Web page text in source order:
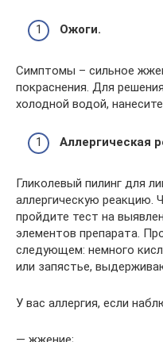
Ожоги.
Симптомы – сильное
покраснения. Для
холодной водой,
Аллергическая
Гликолевый пилинг для
аллергическую реакцию.
пройдите тест на
элементов препарата.
следующем: немного
или запястье,
У вас аллергия, если